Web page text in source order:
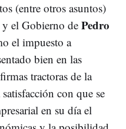
(entre otros asuntos)
y el Gobierno de Pedro
el impuesto a
bien en las
tractoras de la
con que se
en su día el